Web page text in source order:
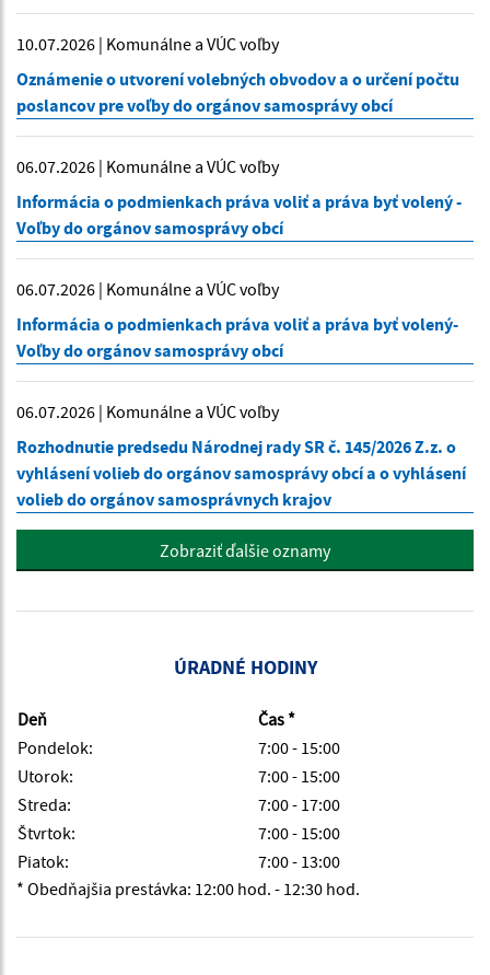
10.07.2026 | Komunálne a VÚC voľby
Oznámenie o utvorení volebných obvodov a o určení počtu
poslancov pre voľby do orgánov samosprávy obcí
06.07.2026 | Komunálne a VÚC voľby
Informácia o podmienkach práva voliť a práva byť volený -
Voľby do orgánov samosprávy obcí
06.07.2026 | Komunálne a VÚC voľby
Informácia o podmienkach práva voliť a práva byť volený-
Voľby do orgánov samosprávy obcí
06.07.2026 | Komunálne a VÚC voľby
Rozhodnutie predsedu Národnej rady SR č. 145/2026 Z.z. o
vyhlásení volieb do orgánov samosprávy obcí a o vyhlásení
volieb do orgánov samosprávnych krajov
Zobraziť ďalšie oznamy
ÚRADNÉ HODINY
Deň
Čas *
Pondelok:
7:00 - 15:00
Utorok:
7:00 - 15:00
Streda:
7:00 - 17:00
Štvrtok:
7:00 - 15:00
Piatok:
7:00 - 13:00
* Obedňajšia prestávka: 12:00 hod. - 12:30 hod.